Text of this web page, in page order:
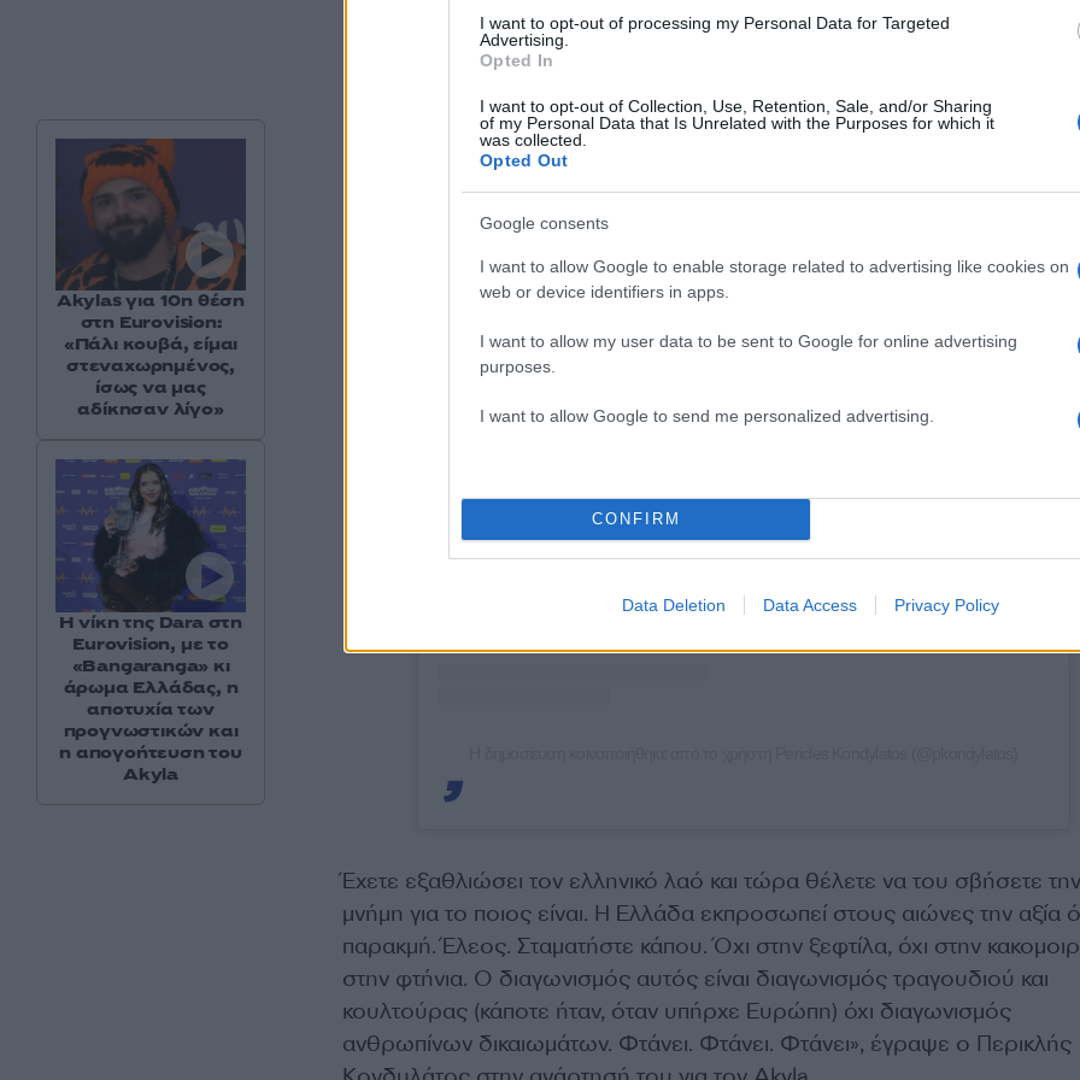
I want to opt-out of processing my Personal Data for Targeted
Advertising.
Opted In
I want to opt-out of Collection, Use, Retention, Sale, and/or Sharing
of my Personal Data that Is Unrelated with the Purposes for which it
was collected.
Opted Out
Google consents
I want to allow Google to enable storage related to advertising like cookies on
web or device identifiers in apps.
I want to allow my user data to be sent to Google for online advertising
purposes.
I want to allow Google to send me personalized advertising.
CONFIRM
Data Deletion Data Access Privacy Policy
Δείτε αυτή τη δημοσίευση στο Instagram.
Έχετε εξαθλιώσει τον ελληνικό λαό και τώρα θέλετε να του σβήσετε την
μνήμη για το ποιος είναι. Η Ελλάδα εκπροσωπεί στους αιώνες την αξία
παρακμή. Έλεος. Σταματήστε κάπου. Όχι στην ξεφτίλα, όχι στην
στην φτήνια. Ο διαγωνισμός αυτός είναι διαγωνισμός τραγουδιού και
κουλτούρας (κάποτε ήταν, όταν υπήρχε Ευρώπη) όχι διαγωνισμός
ανθρωπίνων δικαιωμάτων. Φτάνει. Φτάνει. Φτάνει», έγραψε ο Περικλής
Akylas για 10η θέση
στη Eurovision:
«Πάλι κουβά, είμαι
στεναχωρημένος,
ίσως να μας
αδίκησαν λίγο»
Η νίκη της Dara στη
Eurovision, με το
«Bangaranga» κι
άρωμα Ελλάδας, η
αποτυχία των
προγνωστικών και
η απογοήτευση του
Akyla